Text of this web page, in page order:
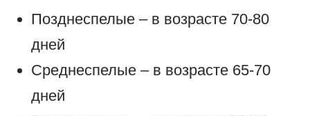
Позднеспелые – в возрасте 70-80
дней
Среднеспелые – в возрасте 65-70
дней